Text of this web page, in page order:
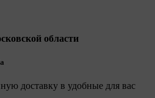
области
доставку в удобные для вас